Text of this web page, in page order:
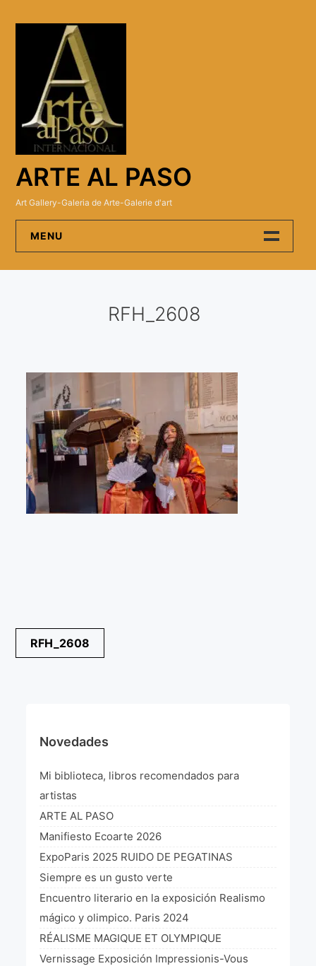
ARTE AL PASO
Art Gallery-Galeria de Arte-Galerie d'art
MENU
Visitas a los ateliers o talleres de artistas
Qué dicen de nosotros?
Aviso legal
Política de cookies
«Impressionnis-vous» Paris 2023
¡VIVE Molière! Un hommage latino-américain à
La Formule de l’art París 2020
L’art Latino-américain à Paris 2019
Reflecting Source. NY 2019
«Sincronías con sentido» Bogotá Colombia 2019
«Huellas trashumantes» New York 2018
Commissaire D’exposition
La Fórmula Científica Del Arte
RFH_2608
Navegación
de
RFH_2608
Novedades
Mi biblioteca, libros recomendados para
artistas
ARTE AL PASO
Manifiesto Ecoarte 2026
ExpoParis 2025 RUIDO DE PEGATINAS
Siempre es un gusto verte
Encuentro literario en la exposición Realismo
mágico y olimpico. Paris 2024
RÉALISME MAGIQUE ET OLYMPIQUE
Vernissage Exposición Impressionis-Vous